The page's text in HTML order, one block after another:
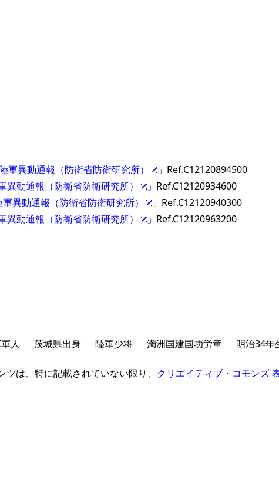
異動通報（防衛省防衛研究所）
」Ref.C12120894500
動通報（防衛省防衛研究所）
」Ref.C12120934600
異動通報（防衛省防衛研究所）
」Ref.C12120940300
動通報（防衛省防衛研究所）
」Ref.C12120963200
人 茨城県出身 陸軍少将 満洲国建国功労章 明治34年
ツは、特に記載されていない限り、 クリエイティブ・コモンズ